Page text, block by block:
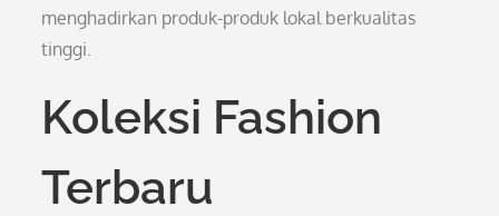
menghadirkan produk-produk lokal berkualitas
tinggi.
Koleksi Fashion
Terbaru